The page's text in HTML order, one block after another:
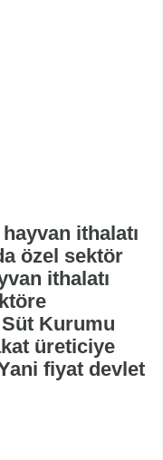
ithalatı
özel sektör
ithalatı
Süt Kurumu
üreticiye
fiyat devlet